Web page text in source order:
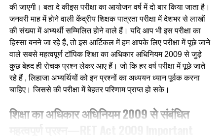
(a) फाख्ता
(b) शकरखोरा
(c) बया
(d) कलचिडी
Ans-b
Q.3 ग्रामीण क्षेत्रों में, गाय के गोबर में मिट्टी के घरों की दीवारों और फर्श
की जाएगी। बता दे कीइस परीक्षा का आयोजन वर्ष में दो बार किया जाता है।
जनवरी माह में होने वाली केंद्रीय शिक्षक पात्रता परीक्षा में देशभर से लाखों
की संख्या में अभ्यर्थी सम्मिलित होने वाले हैं। यदि आप भी इस परीक्षा का
हिस्सा बनने जा रहे हैं, तो इस आर्टिकल में हम आपके लिए परीक्षा में पूछे जाने
वाले सबसे महत्वपूर्ण टॉपिक शिक्षा का अधिकार अधिनियम 2009 से जुड़े
कुछ बेहद ही रोचक प्रश्न लेकर आए हैं। जो कि हर वर्ष परीक्षा में पूछे जाते
रहे हैं , लिहाजा अभ्यर्थियों को इन प्रश्नों का अध्ययन ध्यान पूर्वक करना
चाहिए। जिससे की परीक्षा में बेहतर परिणाम प्राप्त हो सके।
शिक्षा का अधिकार अधिनियम 2009 से संबंधित